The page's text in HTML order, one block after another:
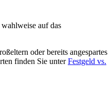
auf das
oder bereits angespartes
finden Sie unterFestgeld vs.